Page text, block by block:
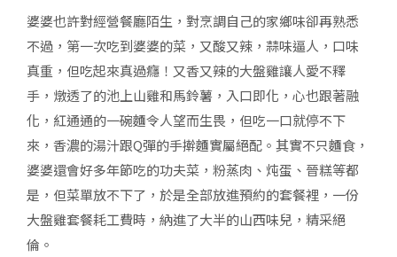
婆婆也許對經營餐廳陌生，對烹調自己的家鄉味卻再熟悉
不過，第一次吃到婆婆的菜，又酸又辣，蒜味逼人，口味
真重，但吃起來真過癮！又香又辣的大盤雞讓人愛不釋
手，燉透了的池上山雞和馬鈴薯，入口即化，心也跟著融
化，紅通通的一碗麵令人望而生畏，但吃一口就停不下
來，香濃的湯汁跟Q彈的手擀麵實屬絕配。其實不只麵食，
婆婆還會好多年節吃的功夫菜，粉蒸肉、炖蛋、晉糕等都
是，但菜單放不下了，於是全部放進預約的套餐裡，一份
大盤雞套餐耗工費時，納進了大半的山西味兒，精采絕
倫。